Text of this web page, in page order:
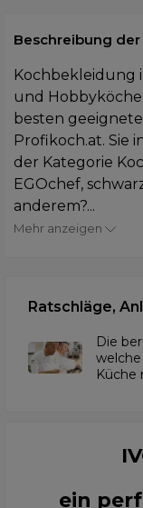
Beschreibung
Kochbekleidung
und
besten
Profikoch.at. Sie
der Kategorie
EGOchef,
anderem?...
Mehr anzeigen
Ratschläge,
Die
Küche
ein